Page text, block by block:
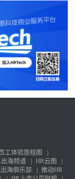
工体验旅程图
|
出海频道 | HR云图
|
海俱乐部 | 推动HR